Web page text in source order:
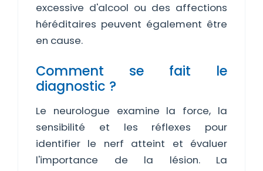
excessive d'alcool ou des affections
héréditaires peuvent également être
en cause.
Comment se fait le
diagnostic ?
Le neurologue examine la force, la
sensibilité et les réflexes pour
identifier le nerf atteint et évaluer
l'importance de la lésion. La